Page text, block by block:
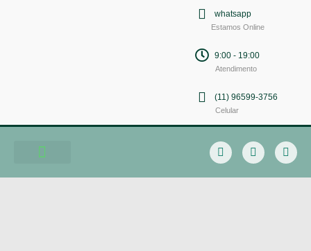
whatsapp
Estamos Online
9:00 - 19:00
Atendimento
(11) 96599-3756
Celular